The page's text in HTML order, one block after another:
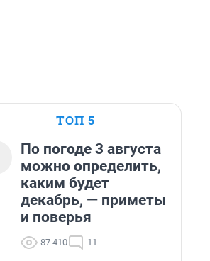
ТОП 5
По погоде 3 августа
можно определить,
каким будет
декабрь, — приметы
и поверья
87 410 11